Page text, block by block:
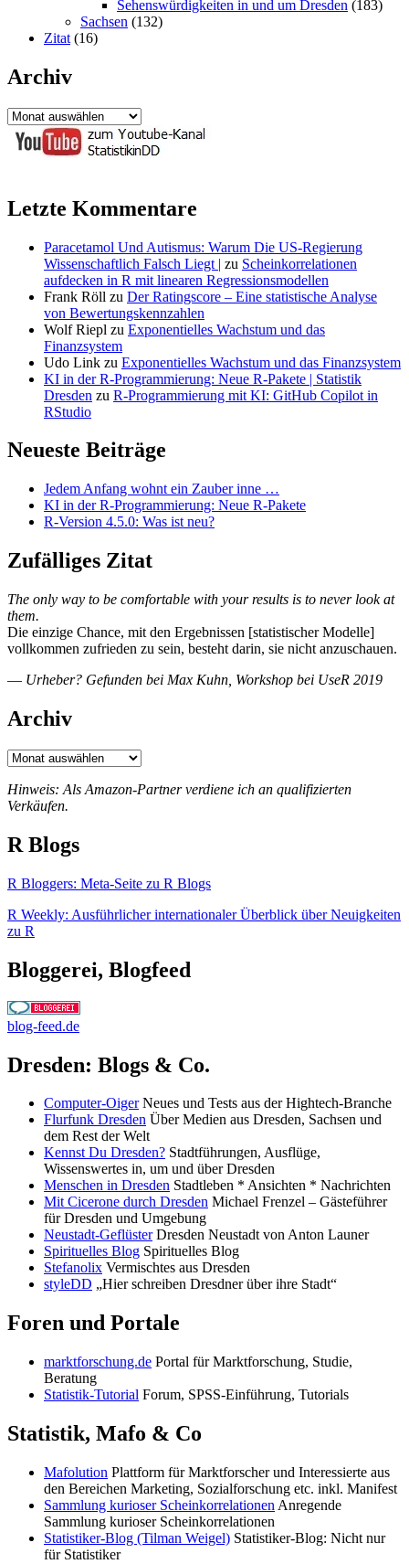
Sehenswürdigkeiten in und um Dresden (183)
Sachsen (132)
Zitat (16)
Archiv
Archiv
Letzte Kommentare
Paracetamol Und Autismus: Warum Die US-Regierung
Wissenschaftlich Falsch Liegt | zu Scheinkorrelationen
aufdecken in R mit linearen Regressionsmodellen
Frank Röll zu Der Ratingscore – Eine statistische Analyse
von Bewertungskennzahlen
Wolf Riepl zu Exponentielles Wachstum und das
Finanzsystem
Udo Link zu Exponentielles Wachstum und das Finanzsystem
KI in der R-Programmierung: Neue R-Pakete | Statistik
Dresden zu R-Programmierung mit KI: GitHub Copilot in
RStudio
Neueste Beiträge
Jedem Anfang wohnt ein Zauber inne …
KI in der R-Programmierung: Neue R-Pakete
R-Version 4.5.0: Was ist neu?
Zufälliges Zitat
The only way to be comfortable with your results is to never look at
them.
Die einzige Chance, mit den Ergebnissen [statistischer Modelle]
vollkommen zufrieden zu sein, besteht darin, sie nicht anzuschauen.
— Urheber? Gefunden bei Max Kuhn, Workshop bei UseR 2019
Archiv
Archiv
Hinweis: Als Amazon-Partner verdiene ich an qualifizierten
Verkäufen.
R Blogs
R Bloggers: Meta-Seite zu R Blogs
R Weekly: Ausführlicher internationaler Überblick über Neuigkeiten
zu R
Bloggerei, Blogfeed
blog-feed.de
Dresden: Blogs & Co.
Computer-OigerNeues und Tests aus der Hightech-Branche
Flurfunk Dresden Über Medien aus Dresden, Sachsen und
dem Rest der Welt
Kennst Du Dresden? Stadtführungen, Ausflüge,
Wissenswertes in, um und über Dresden
Menschen in Dresden Stadtleben * Ansichten * Nachrichten
Mit Cicerone durch Dresden Michael Frenzel – Gästeführer
für Dresden und Umgebung
Neustadt-GeflüsterDresden Neustadt von Anton Launer
Spirituelles Blog Spirituelles Blog
Stefanolix Vermischtes aus Dresden
styleDD „Hier schreiben Dresdner über ihre Stadt“
Foren und Portale
marktforschung.de Portal für Marktforschung, Studie,
Beratung
Statistik-Tutorial Forum, SPSS-Einführung, Tutorials
Statistik, Mafo & Co
Mafolution Plattform für Marktforscher und Interessierte aus
den Bereichen Marketing, Sozialforschung etc. inkl. Manifest
Sammlung kurioser Scheinkorrelationen Anregende
Sammlung kurioser Scheinkorrelationen
Statistiker-Blog (Tilman Weigel) Statistiker-Blog: Nicht nur
für Statistiker